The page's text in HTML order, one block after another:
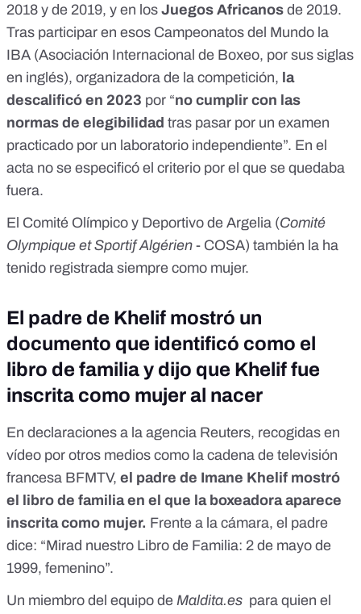
2018 y de 2019, y en los Juegos Africanos de 2019.
Tras participar en esos Campeonatos del Mundo la
IBA (Asociación Internacional de Boxeo, por sus siglas
en inglés), organizadora de la competición, la
descalificó en 2023 por “no cumplir con las
normas de elegibilidad tras pasar por un examen
practicado por un laboratorio independiente”. En el
acta no se especificó el criterio por el que se quedaba
fuera.
El Comité Olímpico y Deportivo de Argelia (Comité
Olympique et Sportif Algérien - COSA) también la ha
tenido registrada siempre como mujer.
El padre de Khelif mostró un
documento que identificó como el
libro de familia y dijo que Khelif fue
inscrita como mujer al nacer
En declaraciones a la agencia Reuters, recogidas en
vídeo por otros medios como la cadena de televisión
francesa BFMTV, el padre de Imane Khelif mostró
el libro de familia en el que la boxeadora aparece
inscrita como mujer. Frente a la cámara, el padre
dice: “Mirad nuestro Libro de Familia: 2 de mayo de
1999, femenino”.
Un miembro del equipo de Maldita.es para quien el